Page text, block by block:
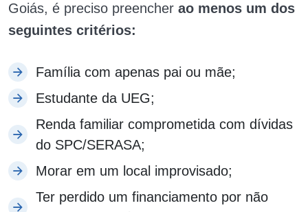
Goiás, é preciso preencher ao menos um dos
seguintes critérios:
Família com apenas pai ou mãe;
Estudante da UEG;
Renda familiar comprometida com dívidas
do SPC/SERASA;
Morar em um local improvisado;
Ter perdido um financiamento por não